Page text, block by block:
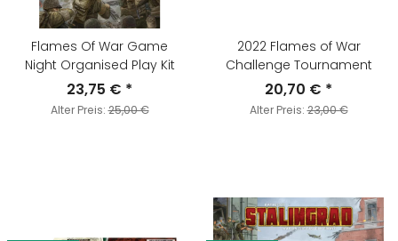
Flames Of War Game
Night Organised Play Kit
23,75 € *
Alter Preis:25,00 €
2022 Flames of War
Challenge Tournament
20,70 € *
Alter Preis:23,00 €